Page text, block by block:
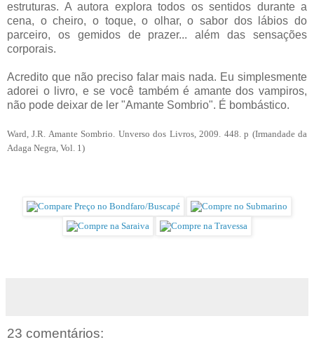
estruturas. A autora explora todos os sentidos durante a
cena, o cheiro, o toque, o olhar, o sabor dos lábios do
parceiro, os gemidos de prazer... além das sensações
corporais.
Acredito que não preciso falar mais nada. Eu simplesmente
adorei o livro, e se você também é amante dos vampiros,
não pode deixar de ler "Amante Sombrio". É bombástico.
Ward, J.R. Amante Sombrio. Unverso dos Livros, 2009. 448. p (Irmandade da
Adaga Negra, Vol. 1)
23 comentários: